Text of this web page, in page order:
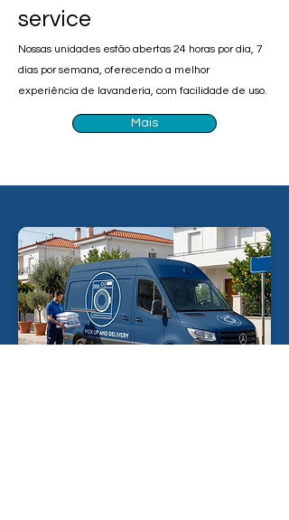
service
Nossas unidades estão abertas 24 horas por dia, 7
dias por semana, oferecendo a melhor
experiência de lavanderia, com facilidade de uso.
Mais